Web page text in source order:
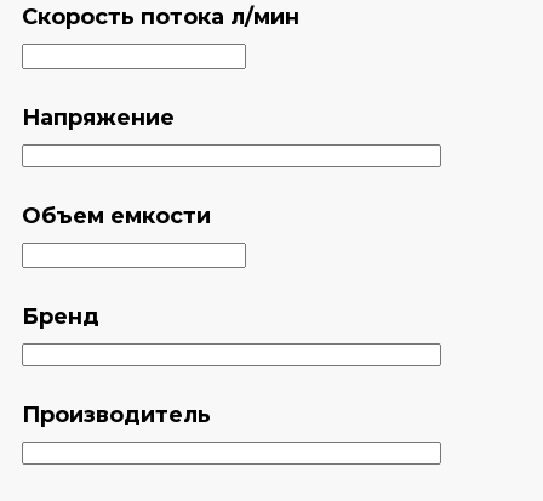
Скорость потока л/мин
Напряжение
Объем емкости
Бренд
Производитель